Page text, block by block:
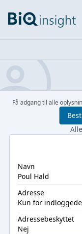
Få adgang til alle
Navn
Poul Hald
Adresse
Kun for
Adressebeskyttet
Nej